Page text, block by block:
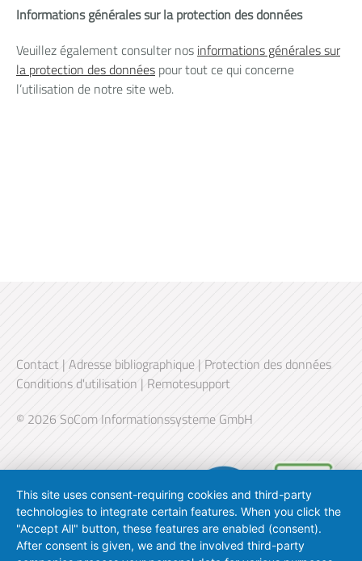
Informations générales sur la protection des données
Veuillez également consulter nos informations générales sur
la protection des données pour tout ce qui concerne
l’utilisation de notre site web.
Contact | Adresse bibliographique | Protection des données
Conditions d'utilisation | Remotesupport
© 2026 SoCom Informationssysteme GmbH
This site uses consent-requiring cookies and third-party
technologies to integrate certain features. When you click the
"Accept All" button, these features are enabled (consent).
After consent is given, we and the involved third-party